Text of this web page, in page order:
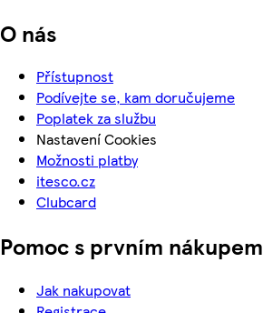
O nás
Přístupnost
Podívejte se, kam doručujeme
Poplatek za službu
Nastavení Cookies
Možnosti platby
itesco.cz
Clubcard
Pomoc s prvním nákupem
Jak nakupovat